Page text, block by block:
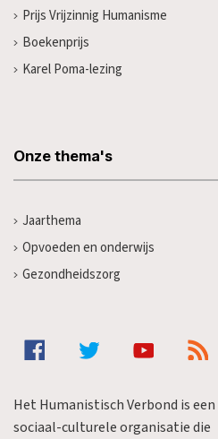
Prijs Vrijzinnig Humanisme
Boekenprijs
Karel Poma-lezing
Onze thema's
Jaarthema
Opvoeden en onderwijs
Gezondheidszorg
Het Humanistisch Verbond is een
sociaal-culturele organisatie die